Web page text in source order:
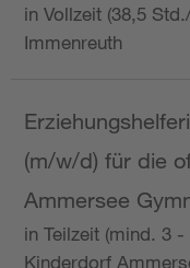
in Vollzeit (38,5
Immenreuth
(m/w/d) für die
Ammersee
in Teilzeit (mind. 3
Kinderdorf